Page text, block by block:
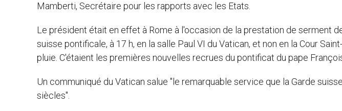
Mamberti, Secrétaire pour les rapports avec les Etats.
Le président était en effet à Rome à l'occasion de la prestation de serment
suisse pontificale, à 17 h, en la salle Paul VI du Vatican, et non en la Cour
pluie. C'étaient les premières nouvelles recrues du pontificat du pape
Un communiqué du Vatican salue "le remarquable service que la Garde
siècles".